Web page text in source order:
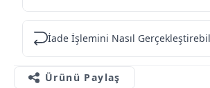
İade İşlemini Nasıl
Ürünü Paylaş